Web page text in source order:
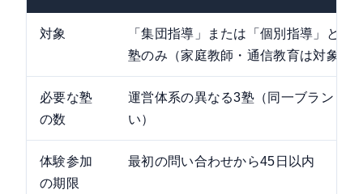
対象
「集団指導」または「個別指導」と表
塾のみ（家庭教師・通信教育は対象外
必要な塾
の数
運営体系の異なる3塾（同一ブランド
い）
体験参加
の期限
最初の問い合わせから45日以内